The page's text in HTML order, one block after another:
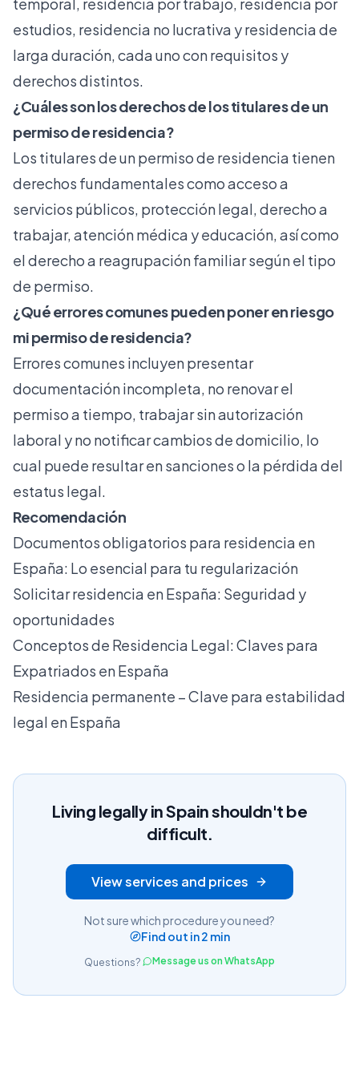
estudios, residencia no lucrativa y residencia de
larga duración, cada uno con requisitos y
derechos distintos.
¿Cuáles son los derechos de los titulares de un
permiso de residencia?
Los titulares de un permiso de residencia tienen
derechos fundamentales como acceso a
servicios públicos, protección legal, derecho a
trabajar, atención médica y educación, así como
el derecho a reagrupación familiar según el tipo
de permiso.
¿Qué errores comunes pueden poner en riesgo
mi permiso de residencia?
Errores comunes incluyen presentar
documentación incompleta, no renovar el
permiso a tiempo, trabajar sin autorización
laboral y no notificar cambios de domicilio, lo
cual puede resultar en sanciones o la pérdida del
estatus legal.
Recomendación
Documentos obligatorios para residencia en
España: Lo esencial para tu regularización
Solicitar residencia en España: Seguridad y
oportunidades
Conceptos de Residencia Legal: Claves para
Expatriados en España
Residencia permanente – Clave para estabilidad
legal en España
Living legally in Spain shouldn't be
difficult.
View services and prices
Not sure which procedure you need?
Find out in 2 min
Questions? Message us on WhatsApp